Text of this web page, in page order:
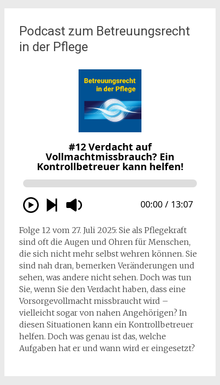
Podcast zum Betreuungsrecht
in der Pflege
Folge 12 vom 27. Juli 2025: Sie als Pflegekraft
sind oft die Augen und Ohren für Menschen,
die sich nicht mehr selbst wehren können. Sie
sind nah dran, bemerken Veränderungen und
sehen, was andere nicht sehen. Doch was tun
Sie, wenn Sie den Verdacht haben, dass eine
Vorsorgevollmacht missbraucht wird –
vielleicht sogar von nahen Angehörigen? In
diesen Situationen kann ein Kontrollbetreuer
helfen. Doch was genau ist das, welche
Aufgaben hat er und wann wird er eingesetzt?